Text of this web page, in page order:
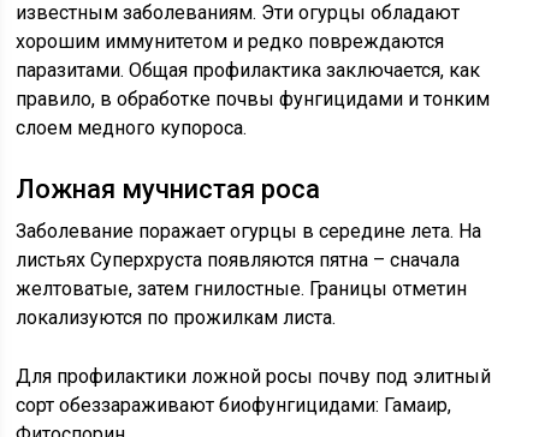
известным заболеваниям. Эти огурцы обладают
хорошим иммунитетом и редко повреждаются
паразитами. Общая профилактика заключается, как
правило, в обработке почвы фунгицидами и тонким
слоем медного купороса.
Ложная мучнистая роса
Заболевание поражает огурцы в середине лета. На
листьях Суперхруста появляются пятна – сначала
желтоватые, затем гнилостные. Границы отметин
локализуются по прожилкам листа.
Для профилактики ложной росы почву под элитный
сорт обеззараживают биофунгицидами: Гамаир,